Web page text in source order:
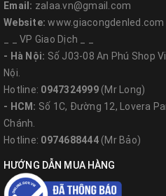
Hệ thống chiếu sáng công
- Linh kiện này cần được
nguy cơ cao.
Email: zalaa.vn@gmail.com
Website:www.giacongdenled.com
_ _ VP Giao Dịch _ _
- Hà Nội: Số J03-08 An Phú Shop
Nội.
Hotline: 0947324999(Mr Long)
- HCM: Số 1C, Đường 12, Lovera
Chánh.
Hotline: 0974688444(Mr Bảo)
HƯỚNG DẪN MUA HÀNG